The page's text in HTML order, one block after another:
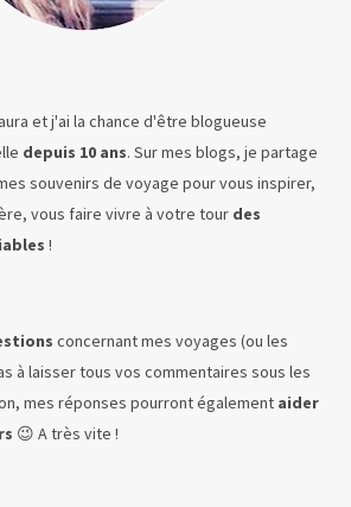
et j'ai la chance d'être blogueuse
depuis 10 ans. Sur mes blogs, je partage
souvenirs de voyage pour vous inspirer,
vous faire vivre à votre tour des
!
concernant mes voyages (ou les
à laisser tous vos commentaires sous les
mes réponses pourront également aider
😉 A très vite !